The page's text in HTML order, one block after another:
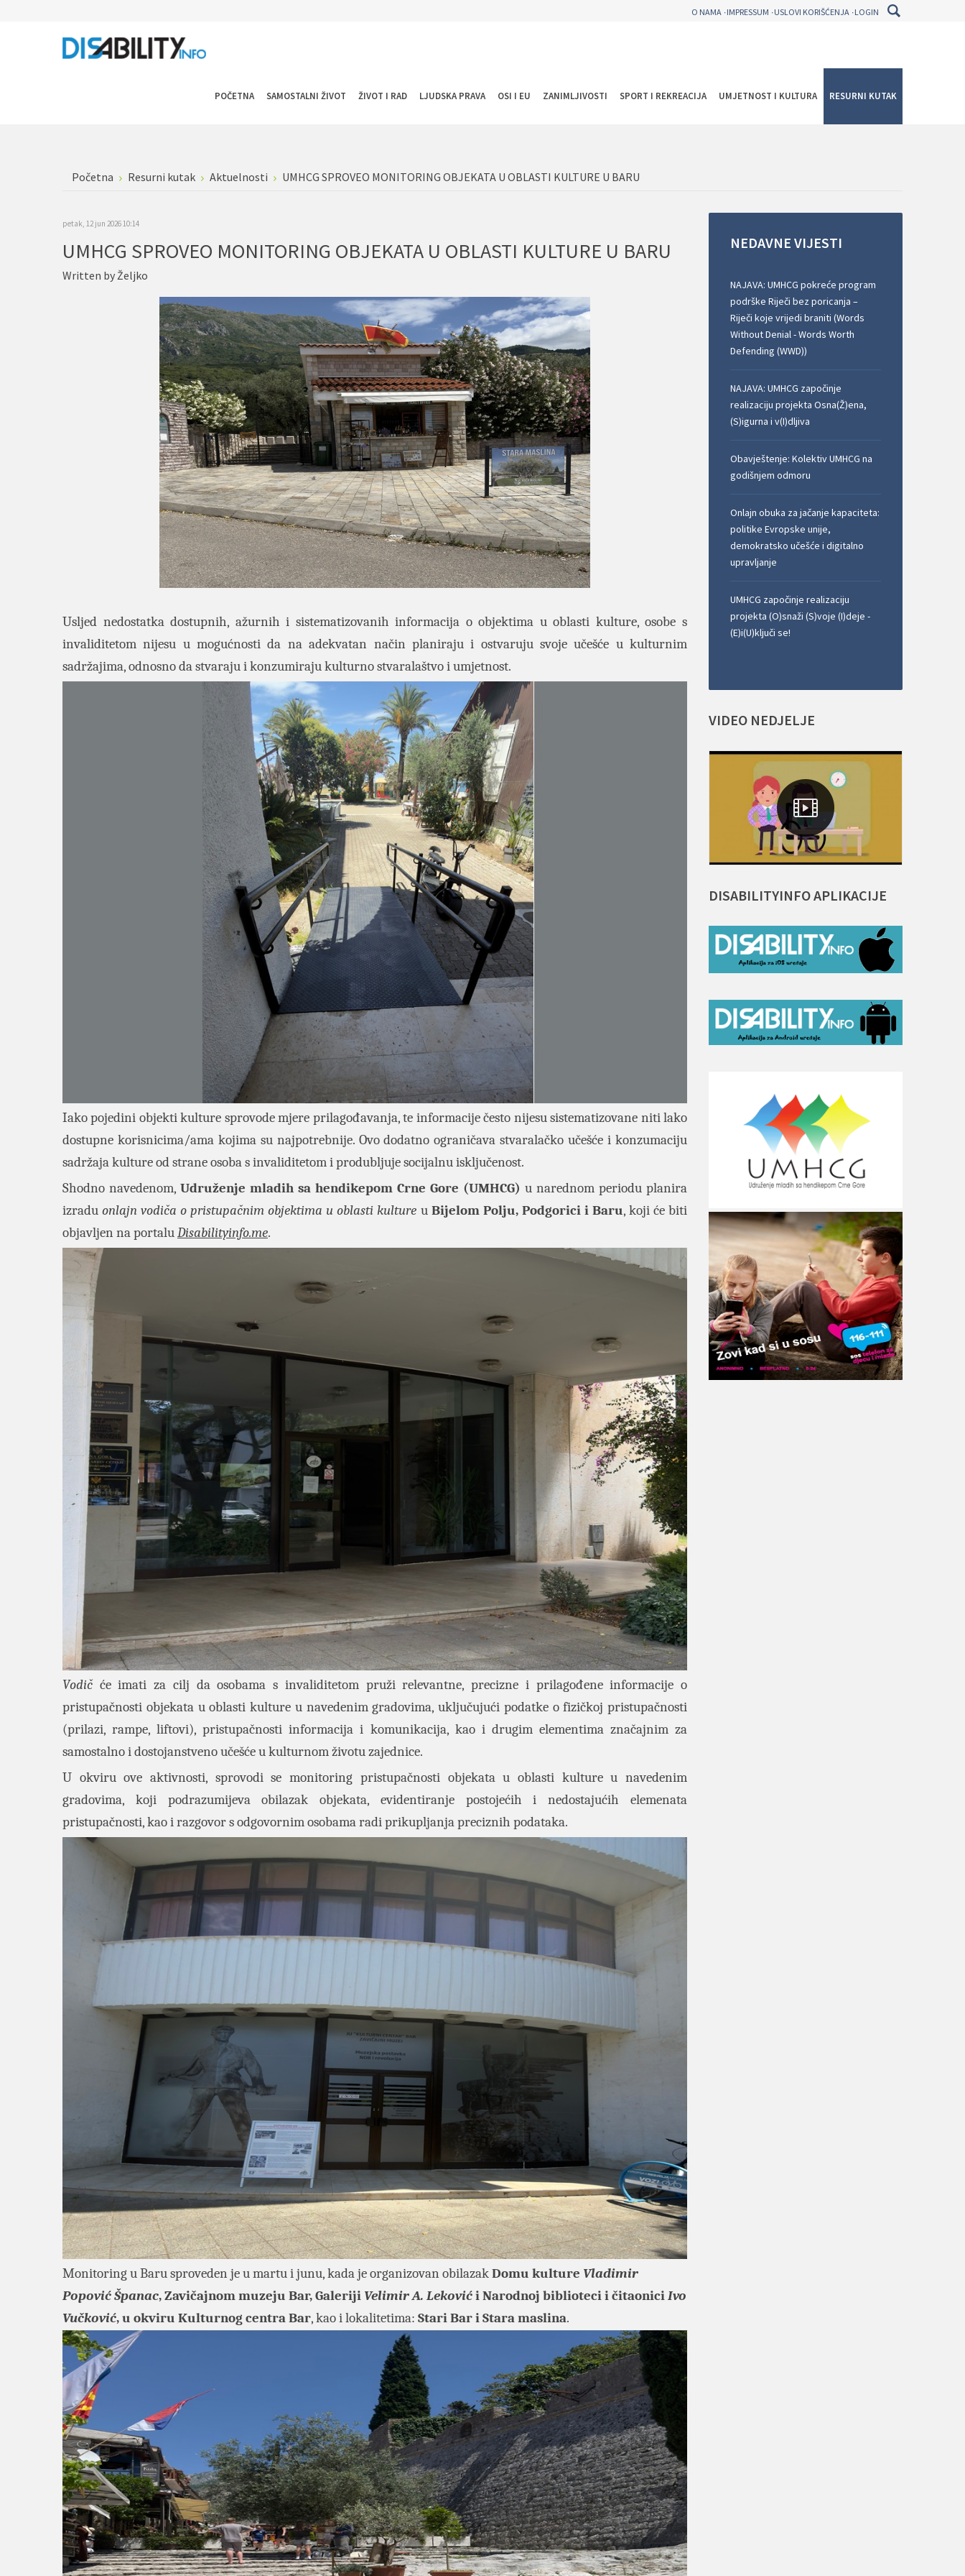
O NAMA IMPRESSUM USLOVI KORIŠĆENJA LOGIN
POČETNA SAMOSTALNI ŽIVOT ŽIVOT I RAD LJUDSKA PRAVA OSI I EU ZANIMLJIVOSTI SPORT I REKREACIJA UMJETNOST I KULTURA RESURNI KUTAK
Početna Resurni kutak Aktuelnosti UMHCG SPROVEO MONITORING OBJEKATA U OBLASTI KULTURE U BARU
petak, 12 jun 2026 10:14
UMHCG SPROVEO MONITORING OBJEKATA U OBLASTI KULTURE U BARU
Written byŽeljko
Usljed nedostatka dostupnih, ažurnih i sistematizovanih informacija o objektima u oblasti kulture, osobe s
invaliditetom nijesu u mogućnosti da na adekvatan način planiraju i ostvaruju svoje učešće u kulturnim
sadržajima, odnosno da stvaraju i konzumiraju kulturno stvaralaštvo i umjetnost.
Iako pojedini objekti kulture sprovode mjere prilagođavanja, te informacije često nijesu sistematizovane niti lako
dostupne korisnicima/ama kojima su najpotrebnije. Ovo dodatno ograničava stvaralačko učešće i konzumaciju
sadržaja kulture od strane osoba s invaliditetom i produbljuje socijalnu isključenost.
Shodno navedenom, Udruženje mladih sa hendikepom Crne Gore (UMHCG) u narednom periodu planira
izraduonlajn vodiča o pristupačnim objektima u oblasti kulture u Bijelom Polju, Podgorici i Baru, koji će biti
objavljen na portaluDisabilityinfo.me.
Vodičće imati za cilj da osobama s invaliditetom pruži relevantne, precizne i prilagođene informacije o
pristupačnosti objekata u oblasti kulture u navedenim gradovima, uključujući podatke o fizičkoj pristupačnosti
(prilazi, rampe, liftovi), pristupačnosti informacija i komunikacija, kao i drugim elementima značajnim za
samostalno i dostojanstveno učešće u kulturnom životu zajednice.
U okviru ove aktivnosti, sprovodi se monitoring pristupačnosti objekata u oblasti kulture u navedenim
gradovima, koji podrazumijeva obilazak objekata, evidentiranje postojećih i nedostajućih elemenata
pristupačnosti, kao i razgovor s odgovornim osobama radi prikupljanja preciznih podataka.
Monitoring u Baru sproveden je u martu i junu, kada je organizovan obilazakDomu kulture Vladimir
Popović Španac, Zavičajnom muzeju Bar, Galeriji Velimir A. Lekovići Narodnoj biblioteci i čitaoniciIvo
Vučković, u okviru Kulturnog centra Bar, kao i lokalitetima: Stari Bar i Stara maslina.
NEDAVNE VIJESTI
NAJAVA: UMHCG pokreće program
podrške Riječi bez poricanja –
Riječi koje vrijedi braniti (Words
Without Denial - Words Worth
Defending (WWD))
NAJAVA: UMHCG započinje
realizaciju projekta Osna(Ž)ena,
(S)igurna i v(I)dljiva
Obavještenje: Kolektiv UMHCG na
godišnjem odmoru
Onlajn obuka za jačanje kapaciteta:
politike Evropske unije,
demokratsko učešće i digitalno
upravljanje
UMHCG započinje realizaciju
projekta (O)snaži (S)voje (I)deje -
(E)i(U)ključi se!
VIDEO NEDJELJE
DISABILITYINFOAPLIKACIJE